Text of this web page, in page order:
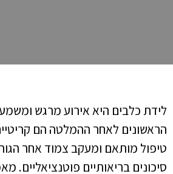
לידת כלבים היא אירוע מרגש
הראשונים לאחר ההמלטה הם
טיפול מותאם ומעקב צמוד אחר
סיכונים בריאותיים פוטנציאליים.